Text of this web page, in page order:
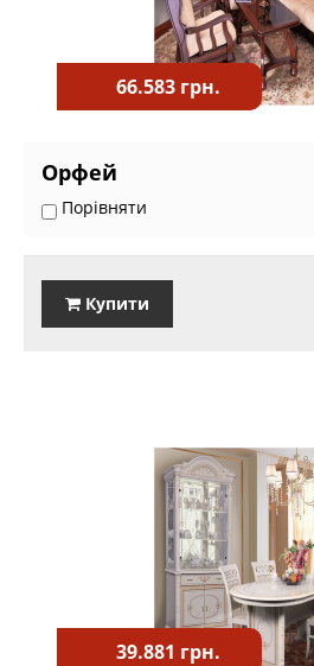
66.583 грн.
Орфей
Порівняти
Купити
39.881 грн.